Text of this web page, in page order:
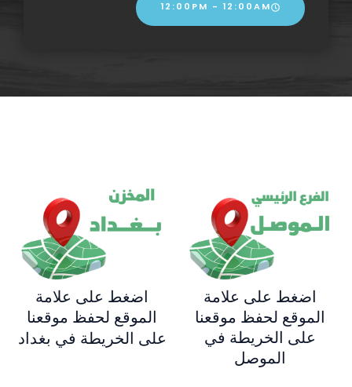
12:00PM - 12:00AM
اضغط على علامة
الموقع لحفظ موقعنا
على الخريطة في بغداد
اضغط على علامة
الموقع لحفظ موقعنا
على الخريطة في
الموصل